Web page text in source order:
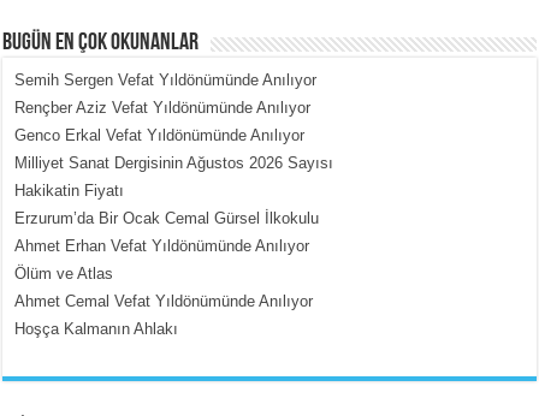
MEHMET ÇOBAN
İçerdeki Put Dışardaki Maskeler...
BUGÜN EN ÇOK OKUNANLAR
Semih Sergen Vefat Yıldönümünde Anılıyor
Rençber Aziz Vefat Yıldönümünde Anılıyor
Genco Erkal Vefat Yıldönümünde Anılıyor
Milliyet Sanat Dergisinin Ağustos 2026 Sayısı
Hakikatin Fiyatı
Erzurum’da Bir Ocak Cemal Gürsel İlkokulu
Ahmet Erhan Vefat Yıldönümünde Anılıyor
Ölüm ve Atlas
Ahmet Cemal Vefat Yıldönümünde Anılıyor
Hoşça Kalmanın Ahlakı